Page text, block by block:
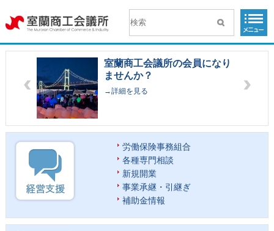
室蘭商工会議所の会員になり
ませんか？
→詳細を見る
労働保険事務組合
各種専門相談
新規開業
事業承継・引継ぎ
補助金情報